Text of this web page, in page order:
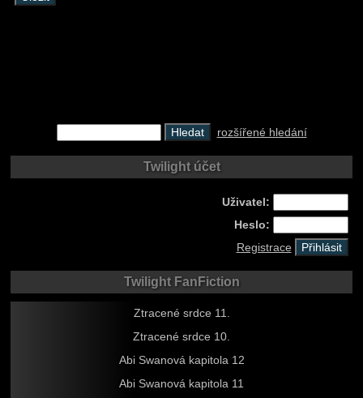
rozšířené hledání
Twilight účet
Uživatel:
Heslo:
Registrace
Twilight FanFiction
Ztracené srdce 11.
Ztracené srdce 10.
Abi Swanová kapitola 12
Abi Swanová kapitola 11